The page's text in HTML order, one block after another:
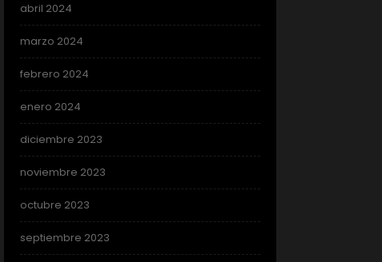
abril 2024
marzo 2024
febrero 2024
enero 2024
diciembre 2023
noviembre 2023
octubre 2023
septiembre 2023